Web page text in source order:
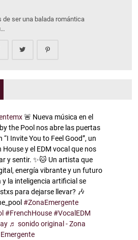
de ser una balada romántica
🚨 Nueva música en el
the Pool nos abre las puertas
Invite You to Feel Good”, un
House y el EDM vocal que nos
y sentir. ✨🐱 Un artista que
energía vibrante y un futuro
y la inteligencia artificial se
para dejarse llevar? 🎶
#ZonaEmergente
#FrenchHouse #VocalEDM
♬ sonido original - Zona
Emergente